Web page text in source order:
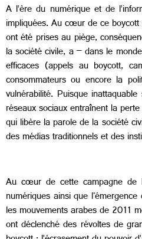
A l’ère du numérique et de
impliquées. Au cœur de ce
ont été prises au piège,
la société civile, a – dans le
efficaces (appels au boycott,
consommateurs ou encore la
vulnérabilité. Puisque
réseaux sociaux entraînent la
qui libère la parole de la société
des médias traditionnels et des
Au cœur de cette campagne de
numériques ainsi que
les mouvements arabes de 2011
ont déclenché des révoltes de